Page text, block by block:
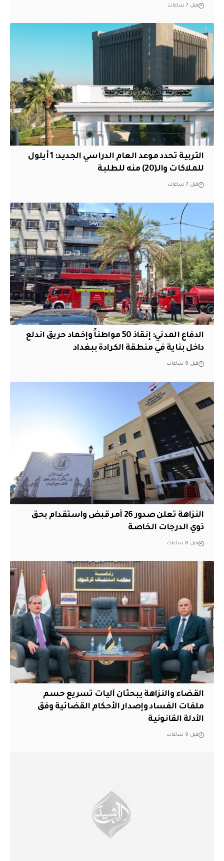
قبل 7 ساعات
التربية تحدد موعد العام الدراسي الجديد: 1 أيلول
للملاكات والـ(20) منه للطلبة
قبل 7 ساعات
الدفاع المدني: إنقاذ 50 مواطناً وإخماد حريق اندلع
داخل بناية في منطقة الكرادة ببغداد
قبل 8 ساعات
النزاهة تعلن صدور 26 أمر قبض واستقدام بحق
ذوي الدرجات الخاصة
قبل 8 ساعات
القضاء والنزاهة يبحثان آليات تسريع حسم
ملفات الفساد وإصدار الأحكام القضائية وفق
الأدلة القانونية
قبل 9 ساعات